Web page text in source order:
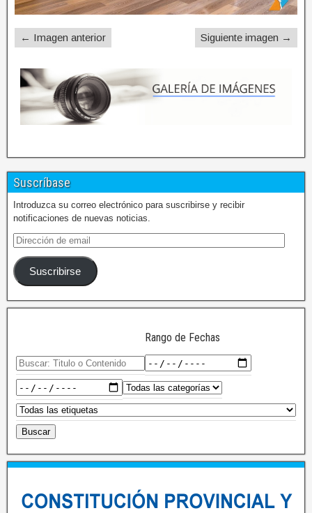
← Imagen anterior Siguiente imagen →
Suscríbase
Introduzca su correo electrónico para suscribirse y recibir
notificaciones de nuevas noticias.
Suscribirse
Rango de Fechas